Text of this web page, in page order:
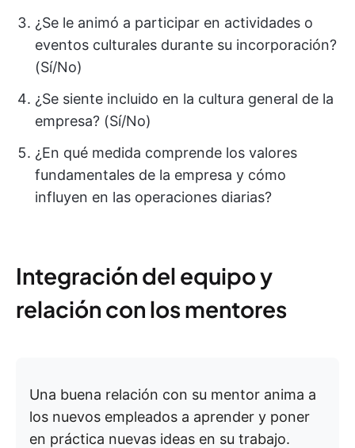
¿Se le animó a participar en actividades o
eventos culturales durante su incorporación?
(Sí/No)
¿Se siente incluido en la cultura general de la
empresa? (Sí/No)
¿En qué medida comprende los valores
fundamentales de la empresa y cómo
influyen en las operaciones diarias?
Integración del equipo y
relación con los mentores
Una buena relación con su mentor anima a
los nuevos empleados a aprender y poner
en práctica nuevas ideas en su trabajo.